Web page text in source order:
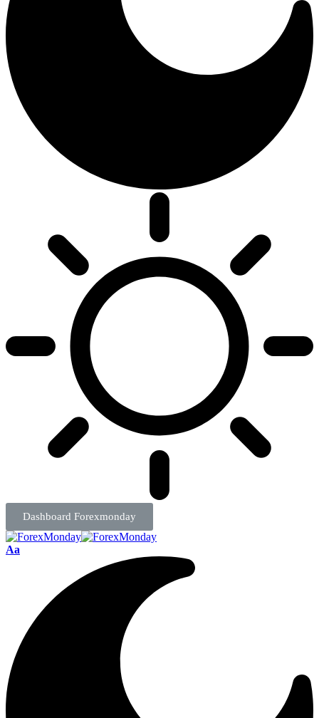
Dashboard Forexmonday
Aa